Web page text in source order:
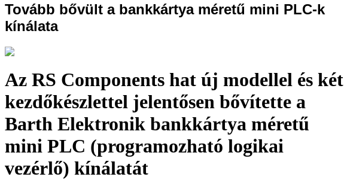
Tovább bővült a bankkártya méretű mini PLC-k
kínálata
Az RS Components hat új modellel és két
kezdőkészlettel jelentősen bővítette a
Barth Elektronik bankkártya méretű
mini PLC (programozható logikai
vezérlő) kínálatát